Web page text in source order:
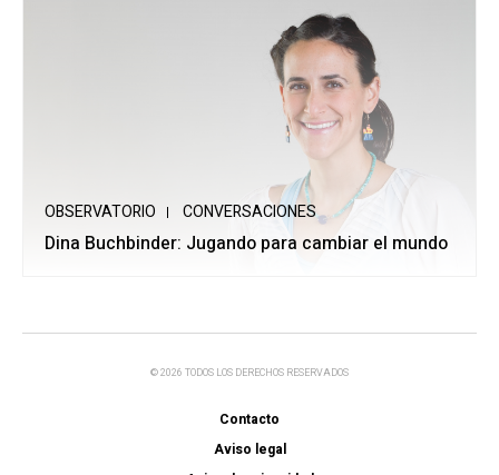
OBSERVATORIO CONVERSACIONES
Dina Buchbinder: Jugando para cambiar el mundo
© 2026 TODOS LOS DERECHOS RESERVADOS
Contacto
Aviso legal